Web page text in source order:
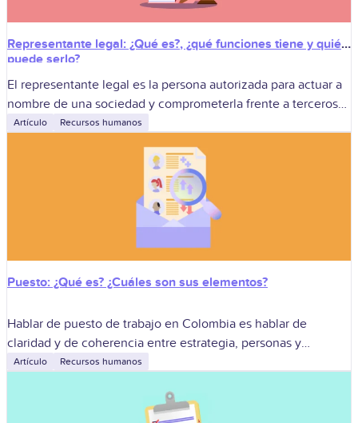
Representante legal: ¿Qué es?, ¿qué funciones tiene y quién
puede serlo?
El representante legal es la persona autorizada para actuar a
nombre de una sociedad y comprometerla frente a terceros
dentro de las facultades que le asignan la ley y los
Artículo Recursos humanos
Puesto: ¿Qué es? ¿Cuáles son sus elementos?
Hablar de puesto de trabajo en Colombia es hablar de
claridad y de coherencia entre estrategia, personas y
operación. Un puesto bien definido no es una ficha estática;
Artículo Recursos humanos